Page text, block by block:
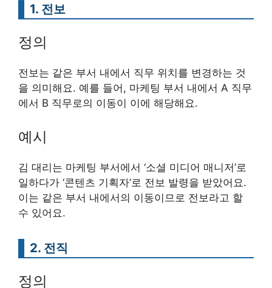
1. 전보
정의
전보는 같은 부서 내에서 직무 위치를 변경하는 것
을 의미해요. 예를 들어, 마케팅 부서 내에서 A 직무
에서 B 직무로의 이동이 이에 해당해요.
예시
김 대리는 마케팅 부서에서 ‘소셜 미디어 매니저’로
일하다가 ‘콘텐츠 기획자’로 전보 발령을 받았어요.
이는 같은 부서 내에서의 이동이므로 전보라고 할
수 있어요.
2. 전직
정의